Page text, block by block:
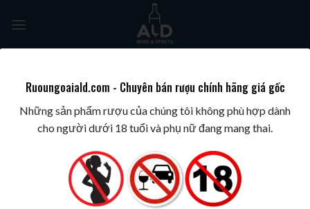
TRANG CHỦ / HỘP QUÀ TẾT RƯỢU MẠNH / HỘP QUÀ TẾT 2025
Ruoungoaiald.com - Chuyên bán rượu chính hãng giá gốc
Những sản phẩm rượu của chúng tôi không phù hợp dành
cho người dưới 18 tuổi và phụ nữ đang mang thai.